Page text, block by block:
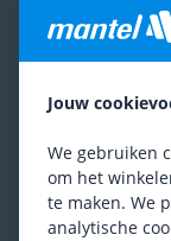
Jouw
We gebruiken
om het
te maken. We
analytische